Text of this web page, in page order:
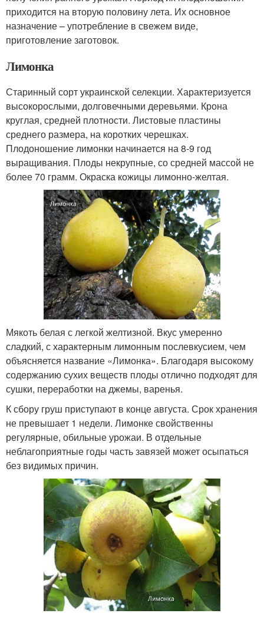
приходится на вторую половину лета. Их основное
назначение – употребление в свежем виде,
приготовление заготовок.
Лимонка
Старинный сорт украинской селекции. Характеризуется
высокорослыми, долговечными деревьями. Крона
круглая, средней плотности. Листовые пластины
среднего размера, на коротких черешках.
Плодоношение лимонки начинается на 8-9 год
выращивания. Плоды некрупные, со средней массой не
более 70 грамм. Окраска кожицы лимонно-желтая.
Мякоть белая с легкой желтизной. Вкус умеренно
сладкий, с характерным лимонным послевкусием, чем
объясняется название «Лимонка». Благодаря высокому
содержанию сухих веществ плоды отлично подходят для
сушки, переработки на джемы, варенья.
К сбору груш приступают в конце августа. Срок хранения
не превышает 1 недели. Лимонке свойственны
регулярные, обильные урожаи. В отдельные
неблагоприятные годы часть завязей может осыпаться
без видимых причин.